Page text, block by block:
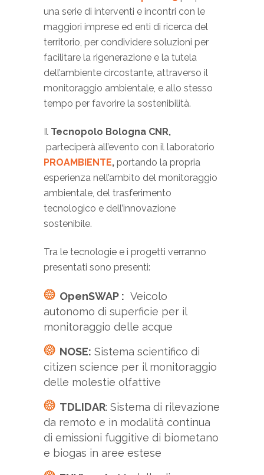
una serie di interventi e incontri con le
maggiori imprese ed enti di ricerca del
territorio, per condividere soluzioni per
facilitare la rigenerazione e la tutela
dell’ambiente circostante, attraverso il
monitoraggio ambientale, e allo stesso
tempo per favorire la sostenibilità.
Il Tecnopolo Bologna CNR,
parteciperà all’evento con il laboratorio
PROAMBIENTE, portando la propria
esperienza nell’ambito del monitoraggio
ambientale, del trasferimento
tecnologico e dell’innovazione
sostenibile.
Tra le tecnologie e i progetti verranno
presentati sono presenti:
OpenSWAP : Veicolo
autonomo di superficie per il
monitoraggio delle acque
NOSE: Sistema scientifico di
citizen science per il monitoraggio
delle molestie olfattive
TDLIDAR: Sistema di rilevazione
da remoto e in modalità continua
di emissioni fuggitive di biometano
e biogas in aree estese